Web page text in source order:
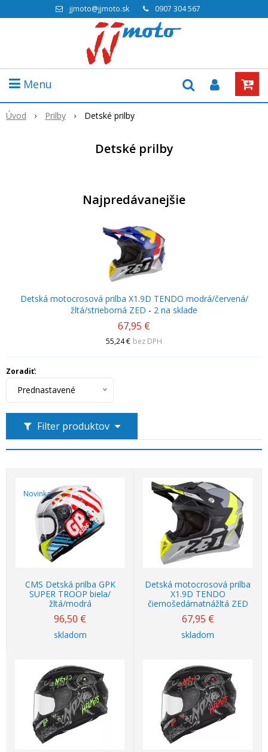
jjmoto@jjmoto.sk 0907 304 567
Menu
Úvod Prilby Detské prilby
Detské prilby
Najpredávanejšie
Detská motocrosová prilba X1.9D TENDO modrá/červená/
žltá/strieborná ZED - 2 na sklade
67,95 €
55,24 € bez DPH
Filter produktov
Zoradiť:
Prednastavené
Novinka
CMS Detská prilba GPK
SUPER TROOP biela/
žltá/modrá
96,50 €
skladom
Detská motocrosová prilba
X1.9D TENDO
čiernošedámatnážltá ZED
67,95 €
skladom